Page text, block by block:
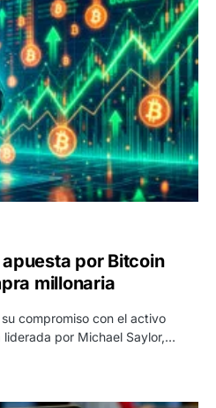
por Bitcoin
millonaria
compromiso con el activo
por Michael Saylor,…